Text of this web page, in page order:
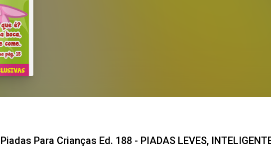
Piadas Para Crianças Ed. 188 - PIADAS LEVES,